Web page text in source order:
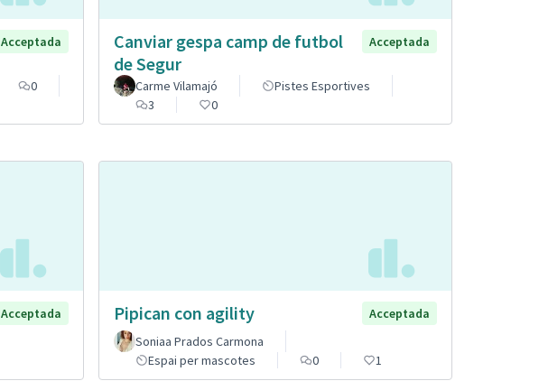
Acceptada
0
Canviar gespa camp de futbol
de Segur
Acceptada
Carme Vilamajó
Pistes Esportives
3
0
Acceptada Pipican con agility
Acceptada
Soniaa Prados Carmona
Espai per mascotes
0 1